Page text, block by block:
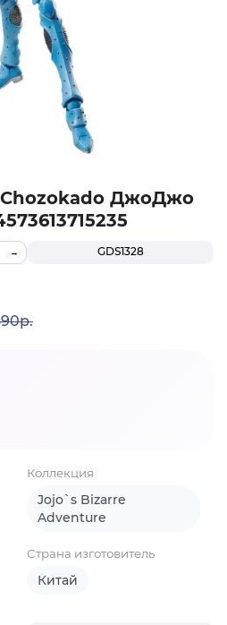
ДжоДжо
GDS1328
Коллекция
Jojo`s Bizarre
Adventure
Страна изготовитель
Китай